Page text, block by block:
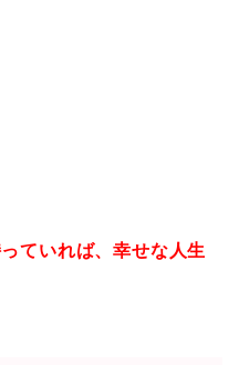
ていれば、幸せな人生